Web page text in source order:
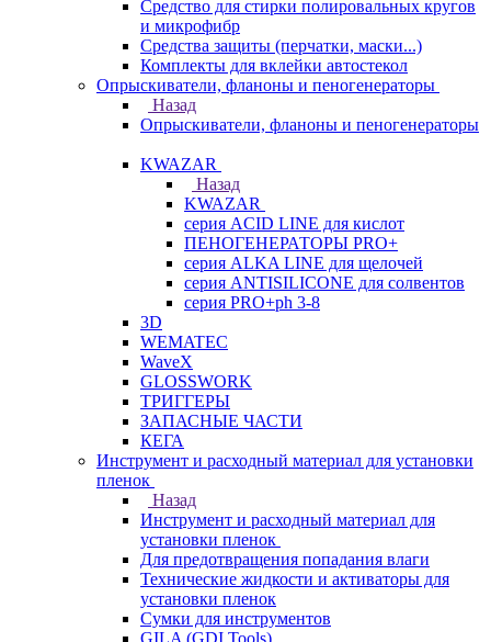
Средство для стирки полировальных кругов
и микрофибр
Средства защиты (перчатки, маски...)
Комплекты для вклейки автостекол
Опрыскиватели, фланоны и пеногенераторы
Назад
Опрыскиватели, фланоны и пеногенераторы
KWAZAR
Назад
KWAZAR
серия ACID LINE для кислот
ПЕНОГЕНЕРАТОРЫ PRO+
серия ALKA LINE для щелочей
серия ANTISILICONE для солвентов
серия PRO+ph 3-8
3D
WEMATEC
WaveX
GLOSSWORK
ТРИГГЕРЫ
ЗАПАСНЫЕ ЧАСТИ
КЕГА
Инструмент и расходный материал для установки
пленок
Назад
Инструмент и расходный материал для
установки пленок
Для предотвращения попадания влаги
Технические жидкости и активаторы для
установки пленок
Сумки для инструментов
GILA (GDI Tools)